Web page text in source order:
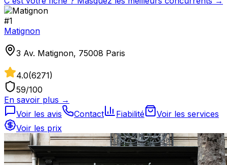
#1
Matignon
3 Av. Matignon, 75008 Paris
4.0(6271)
59/100
En savoir plus →
Voir les avis
Contact Fiabilité
Voir les services
Voir les prix